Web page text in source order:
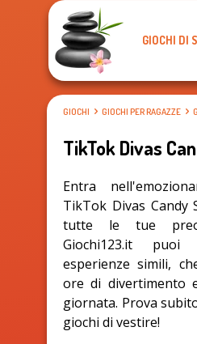
GIOCHI DI
GIOCHI GIOCHI PER RAGAZZE
TikTok Divas
Entra
TikTok Divas Candy
tutte le tue
Giochi123.it
esperienze simili,
ore di divertimento
giornata. Prova
giochi di vestire!